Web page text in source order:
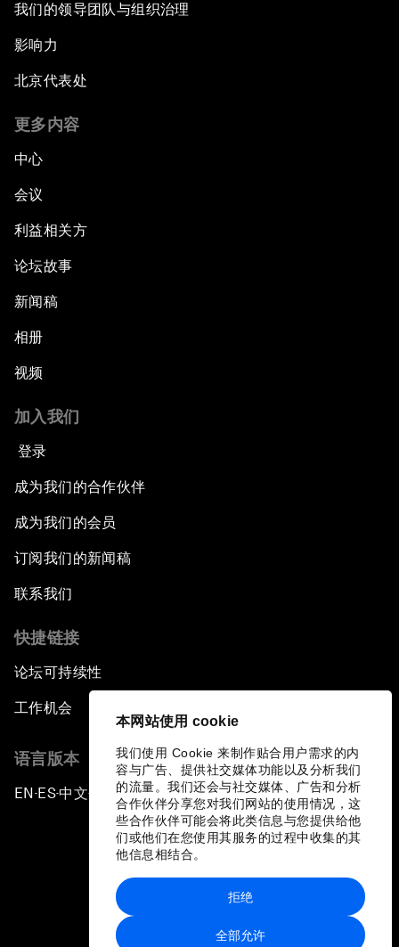
本网站使用 cookie
我们使用 Cookie 来制作贴合用户需求的内
容与广告、提供社交媒体功能以及分析我们
的流量。我们还会与社交媒体、广告和分析
合作伙伴分享您对我们网站的使用情况，这
些合作伙伴可能会将此类信息与您提供给他
们或他们在您使用其服务的过程中收集的其
他信息相结合。
全部允许
拒绝
Rethinking Agriculture
What If: All Education Were Digital?
Tackling Climate Change
Realizing Africa as One Market
Managing Migration
Revolution Mean to Africa?
Africa’s Pathways to Transformation
我们的领导团队与组织治理
影响力
北京代表处
更多内容
中心
会议
利益相关方
论坛故事
新闻稿
相册
视频
加入我们
登录
成为我们的合作伙伴
成为我们的会员
订阅我们的新闻稿
联系我们
快捷链接
论坛可持续性
工作机会
语言版本
EN ▪ES▪中文▪ 日本語